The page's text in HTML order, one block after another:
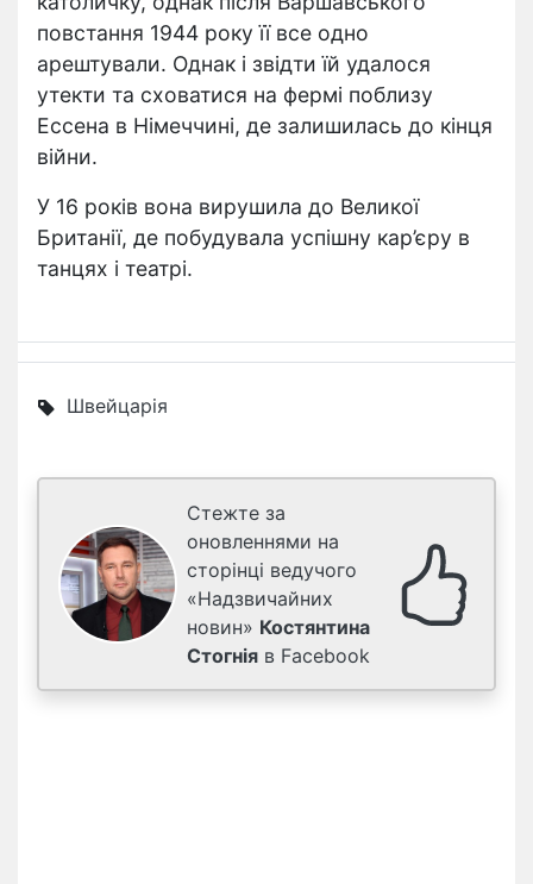
повстання 1944 року її все одно
арештували. Однак і звідти їй удалося
утекти та сховатися на фермі поблизу
Ессена в Німеччині, де залишилась до кінця
війни.
У 16 років вона вирушила до Великої
Британії, де побудувала успішну кар’єру в
танцях і театрі.
Швейцарія
Стежте за
оновленнями на
сторінці ведучого
«Надзвичайних
новин» Костянтина
Стогнія в Facebook